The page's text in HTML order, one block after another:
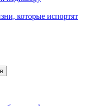
которые испортят